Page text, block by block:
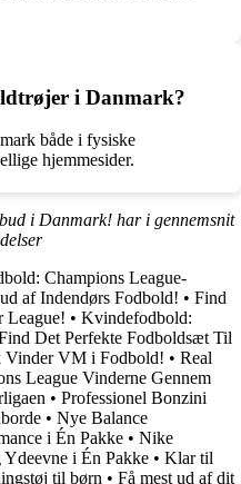
i Danmark?
både i fysiske
hjemmesider.
i Danmark! har i gennemsnit
Champions League-
af Indendørs Fodbold! • Find
League! • Kvindefodbold:
Det Perfekte Fodboldsæt Til
Vinder VM i Fodbold! • Real
League Vinderne Gennem
• Professionel Bonzini
• Nye Balance
i Én Pakke • Nike
i Én Pakke • Klar til
til børn • Få mest ud af dit